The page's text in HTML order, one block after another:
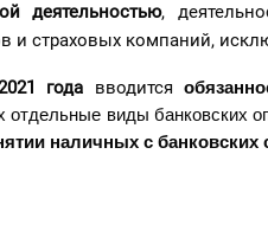
деятельностью,
и страховых компаний,
года вводится
виды банковских
наличных с банковских